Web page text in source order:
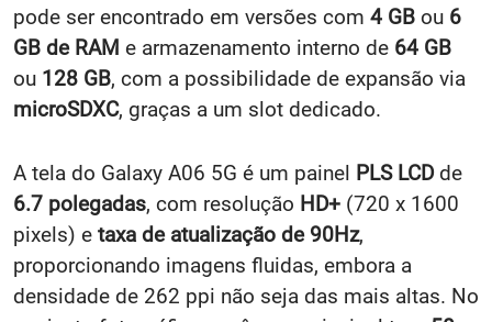
pode ser encontrado em versões com 4 GB ou 6
GB de RAM e armazenamento interno de 64 GB
ou 128 GB, com a possibilidade de expansão via
microSDXC, graças a um slot dedicado.
A tela do Galaxy A06 5G é um painel PLS LCDde
6.7 polegadas, com resolução HD+ (720 x 1600
pixels) e taxa de atualização de 90Hz,
proporcionando imagens fluidas, embora a
densidade de 262 ppi não seja das mais altas. No